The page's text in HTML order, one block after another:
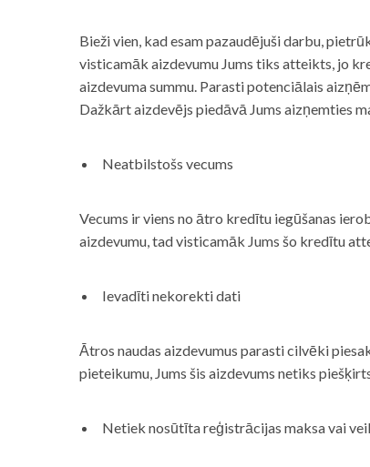
Bieži vien, kad esam pazaudējuši darbu,
visticamāk aizdevumu Jums tiks atteikts, jo
aizdevuma summu. Parasti potenciālais
Dažkārt aizdevējs piedāvā Jums aizņemties
Neatbilstošs vecums
Vecums ir viens no ātro kredītu iegūšanas
aizdevumu, tad visticamāk Jums šo kredītu
Ievadīti nekorekti dati
Ātros naudas aizdevumus parasti cilvēki
pieteikumu, Jums šis aizdevums netiks
Netiek nosūtīta reģistrācijas maksa vai